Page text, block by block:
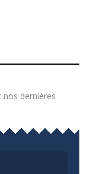
nos dernières